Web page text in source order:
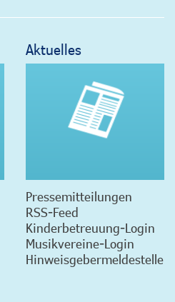
Aktuelles
Pressemitteilungen
RSS-Feed
Kinderbetreuung-Login
Musikvereine-Login
Hinweisgebermeldestelle